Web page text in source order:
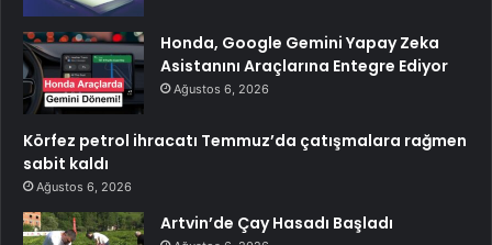
Honda, Google Gemini Yapay Zeka
Asistanını Araçlarına Entegre Ediyor
Ağustos 6, 2026
Körfez petrol ihracatı Temmuz’da çatışmalara rağmen
sabit kaldı
Ağustos 6, 2026
Artvin’de Çay Hasadı Başladı